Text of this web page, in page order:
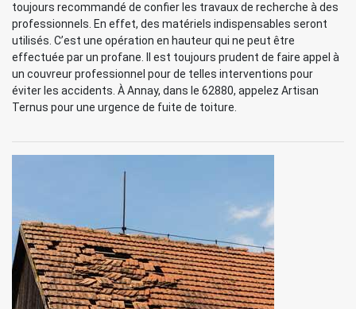
toujours recommandé de confier les travaux de recherche à des
professionnels. En effet, des matériels indispensables seront
utilisés. C’est une opération en hauteur qui ne peut être
effectuée par un profane. Il est toujours prudent de faire appel à
un couvreur professionnel pour de telles interventions pour
éviter les accidents. À Annay, dans le 62880, appelez Artisan
Ternus pour une urgence de fuite de toiture.